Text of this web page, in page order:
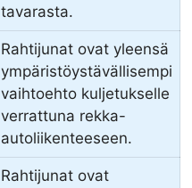
tavarasta.
Rahtijunat ovat yleensä
ympäristöystävällisempi
vaihtoehto kuljetukselle
verrattuna rekka-
autoliikenteeseen.
Rahtijunat ovat